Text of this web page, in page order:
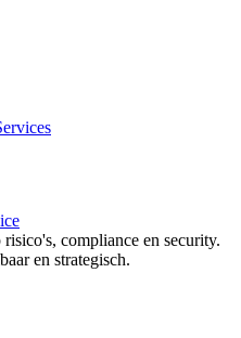
compliance en security.
en strategisch.